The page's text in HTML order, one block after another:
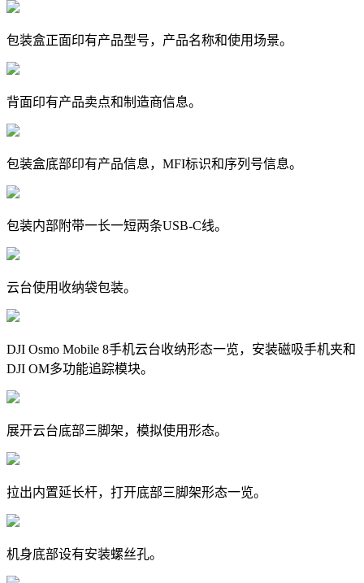
包装盒正面印有产品型号，产品名称和使用场景。
背面印有产品卖点和制造商信息。
包装盒底部印有产品信息，MFI标识和序列号信息。
包装内部附带一长一短两条USB-C线。
云台使用收纳袋包装。
DJI Osmo Mobile 8手机云台收纳形态一览，安装磁吸手机夹和
DJI OM多功能追踪模块。
展开云台底部三脚架，模拟使用形态。
拉出内置延长杆，打开底部三脚架形态一览。
机身底部设有安装螺丝孔。